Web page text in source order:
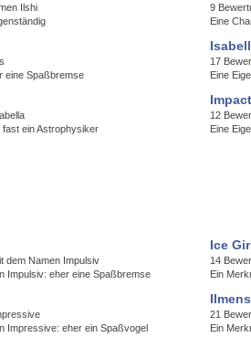
Ilshi
9
Eine
eine Spaßbremse
17
Eine
fast ein Astrophysiker
Impact
12
Eine
dem Namen Impulsiv
Impulsiv: eher eine Spaßbremse
Ice
14
Ein
Impressive: eher ein Spaßvogel
21
Ein